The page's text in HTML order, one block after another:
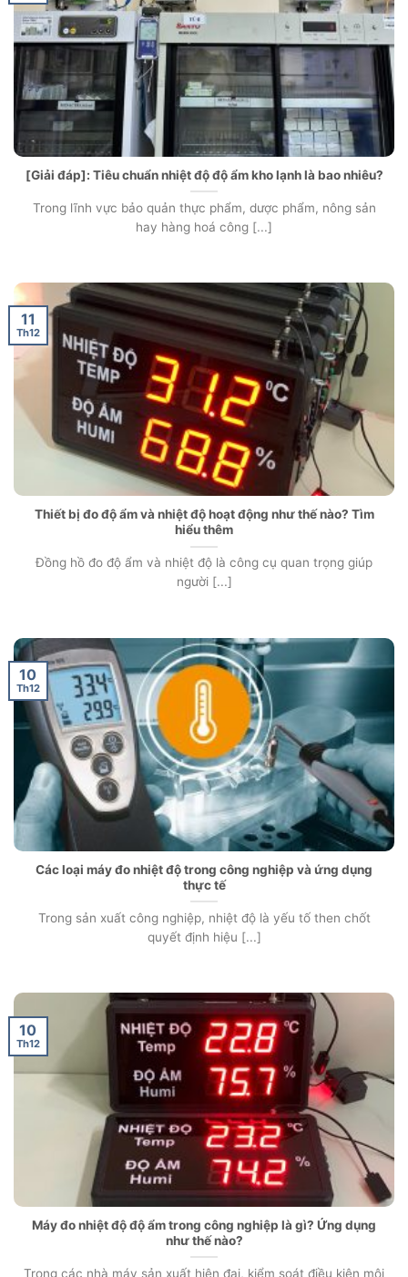
[Giải đáp]: Tiêu chuẩn nhiệt độ độ ẩm kho lạnh là bao nhiêu?
Trong lĩnh vực bảo quản thực phẩm, dược phẩm, nông sản
hay hàng hoá công [...]
Thiết bị đo độ ẩm và nhiệt độ hoạt động như thế nào? Tìm
hiểu thêm
Đồng hồ đo độ ẩm và nhiệt độ là công cụ quan trọng giúp
người [...]
11
Th12
Các loại máy đo nhiệt độ trong công nghiệp và ứng dụng
thực tế
Trong sản xuất công nghiệp, nhiệt độ là yếu tố then chốt
quyết định hiệu [...]
10
Th12
Máy đo nhiệt độ độ ẩm trong công nghiệp là gì? Ứng dụng
như thế nào?
Trong các nhà máy sản xuất hiện đại, kiểm soát điều kiện môi
10
Th12